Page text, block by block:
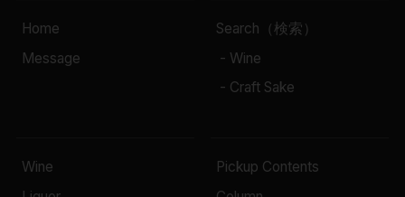
Home
Message
Search（検索）
- Wine
- Craft Sake
Wine
Pickup Contents